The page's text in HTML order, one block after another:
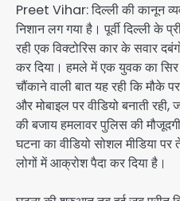
Preet Vihar: दिल्ली की कानून
निशान लग गया है। पूर्वी दिल्ली के
रही एक विक्टोरिस कार के सवार
कर दिया। हमले में एक युवक का
चौंकाने वाली बात यह रही कि मौके
और मोबाइल पर वीडियो बनाती
की बजाय हमलावर पुलिस की
घटना का वीडियो सोशल मीडिया
लोगों में आक्रोश पैदा कर दिया है।